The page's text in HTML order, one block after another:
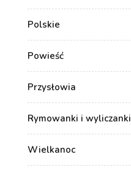
Polskie
Powieść
Przysłowia
Rymowanki i wyliczanki
Wielkanoc